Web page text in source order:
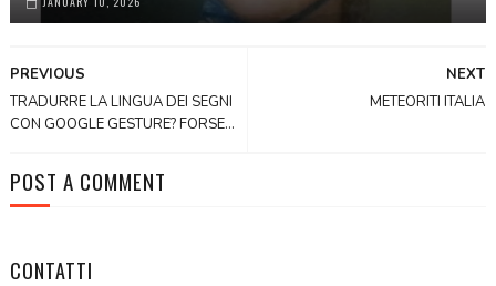
NEXT
METEORITI ITALIA
PREVIOUS
TRADURRE LA LINGUA DEI SEGNI
CON GOOGLE GESTURE? FORSE...
POST A COMMENT
CONTATTI